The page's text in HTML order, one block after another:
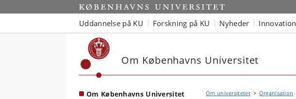
Start
Uddannelse på KU Forskning på KU Nyheder Innovation
Om Københavns Universitet
Om Københavns Universitet
Om universitetet Organisation